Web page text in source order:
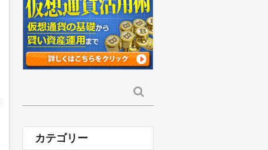
索:
カテゴリー